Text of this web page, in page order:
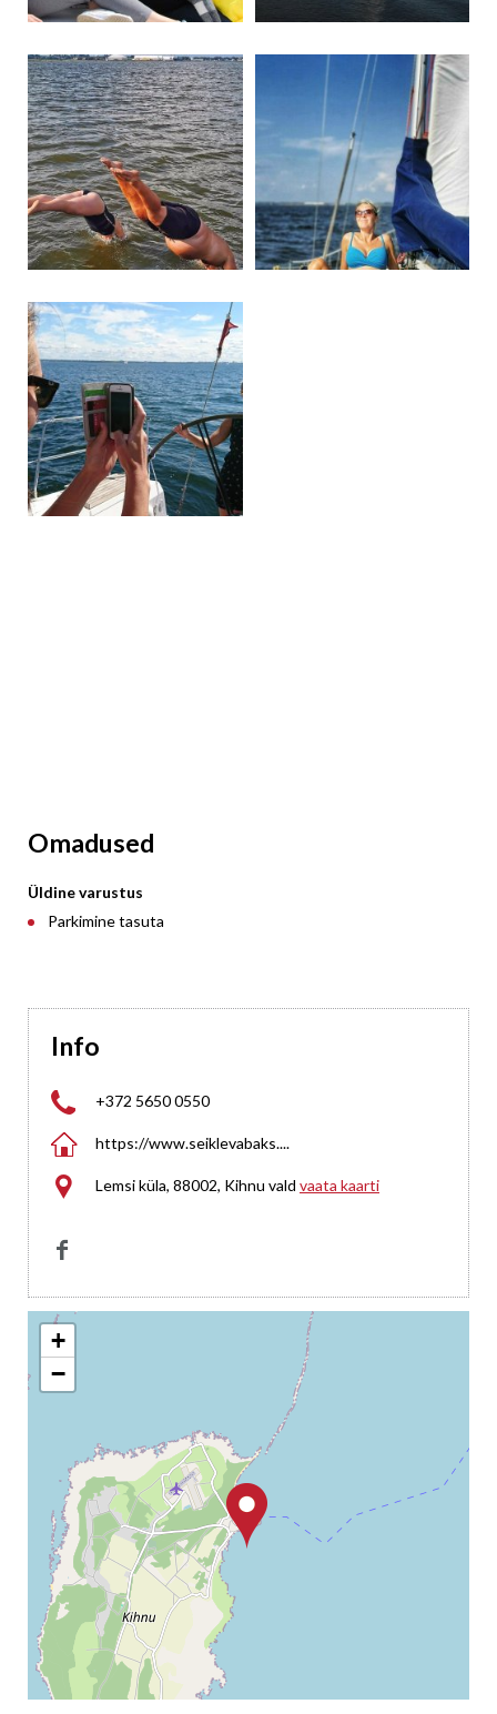
Omadused
Üldine varustus
Parkimine tasuta
Info
 +372 5650 0550
 https://www.seiklevabaks....
 Lemsi küla, 88002, Kihnu vald vaata kaarti

+
−